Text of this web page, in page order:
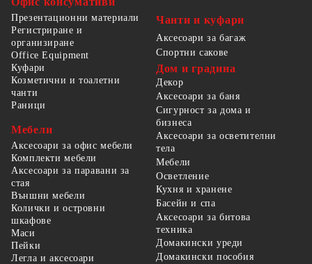
Презентационни материали
Регистриране и
организиране
Office Equipment
Чанти и куфари
Аксесоари за багаж
Спортни сакове
Куфари
Козметични и тоалетни
чанти
Раници
Мебели
Аксесоари за офис мебели
Комплекти мебели
Аксесоари за паравани за
стая
Външни мебели
Колички и островни
шкафове
Маси
Пейки
Легла и аксесоари
Дом и градина
Декор
Аксесоари за баня
Сигурност за дома и
бизнеса
Аксесоари за осветителни
тела
Мебели
Осветление
Кухня и хранене
Басейн и спа
Аксесоари за битова
техника
Домакински уреди
Домакински пособия